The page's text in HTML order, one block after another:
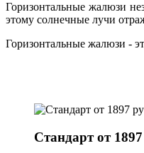
Горизонтальные жалюзи
этому солнечные лучи
Горизонтальные жалюзи -
Стандарт от